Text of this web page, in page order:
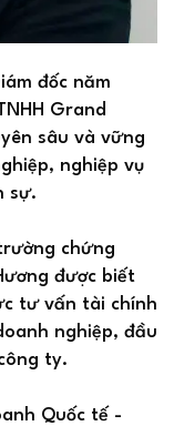
đốc năm
Grand
sâu và vững
nghiệp vụ
sự.
chứng
được biết
tư vấn tài chính
nghiệp, đầu
ty.
Quốc tế -